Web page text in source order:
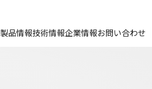
製品情報技術情報企業情報お問い合わせ